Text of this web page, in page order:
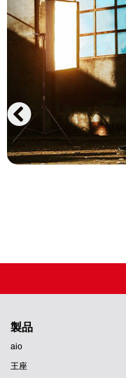
製品
aio
王座